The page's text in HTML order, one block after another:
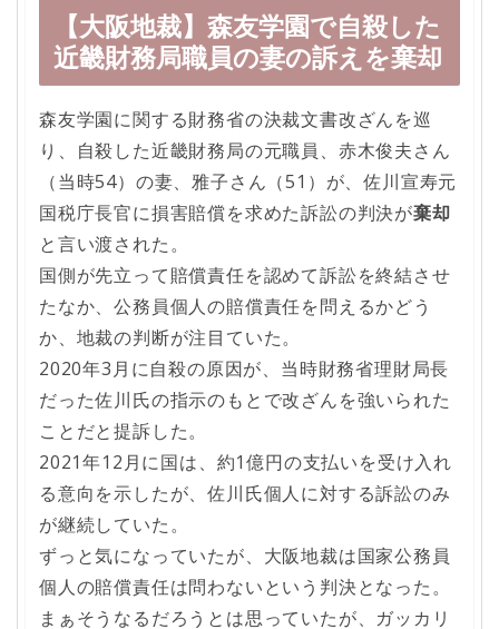
【大阪地裁】森友学園で自殺した
近畿財務局職員の妻の訴えを棄却
森友学園に関する財務省の決裁文書改ざんを巡
り、自殺した近畿財務局の元職員、赤木俊夫さん
（当時54）の妻、雅子さん（51）が、佐川宣寿元
国税庁長官に損害賠償を求めた訴訟の判決が棄却
と言い渡された。
国側が先立って賠償責任を認めて訴訟を終結させ
たなか、公務員個人の賠償責任を問えるかどう
か、地裁の判断が注目ていた。
2020年3月に自殺の原因が、当時財務省理財局長
だった佐川氏の指示のもとで改ざんを強いられた
ことだと提訴した。
2021年12月に国は、約1億円の支払いを受け入れ
る意向を示したが、佐川氏個人に対する訴訟のみ
が継続していた。
ずっと気になっていたが、大阪地裁は国家公務員
個人の賠償責任は問わないという判決となった。
まぁそうなるだろうとは思っていたが、ガッカリ